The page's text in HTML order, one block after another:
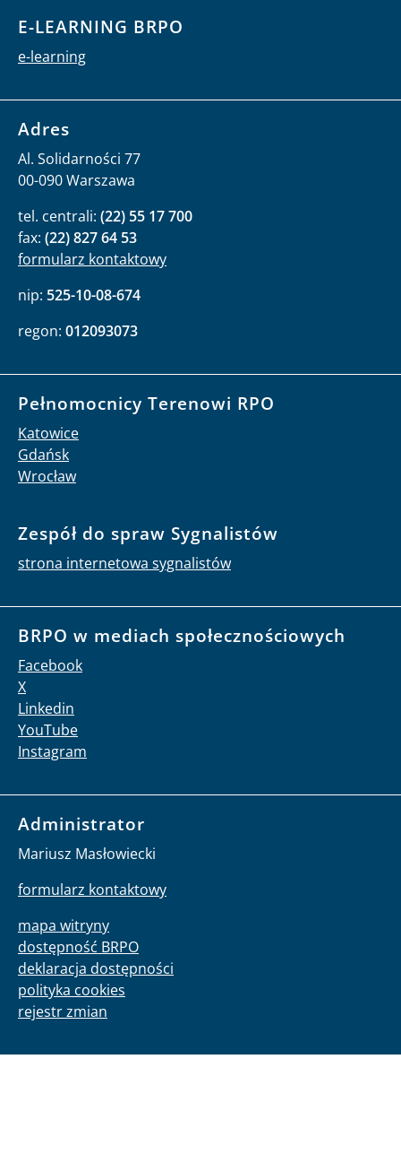
E-LEARNING BRPO
e-learning
Adres
Al. Solidarności 77
00-090 Warszawa
tel. centrali: (22) 55 17 700
fax: (22) 827 64 53
formularz kontaktowy
nip: 525-10-08-674
regon: 012093073
Pełnomocnicy Terenowi RPO
Katowice
Gdańsk
Wrocław
Zespół do spraw Sygnalistów
strona internetowa sygnalistów
BRPO w mediach społecznościowych
Facebook
X
Linkedin
YouTube
Instagram
Administrator
Mariusz Masłowiecki
formularz kontaktowy
mapa witryny
dostępność BRPO
deklaracja dostępności
polityka cookies
rejestr zmian